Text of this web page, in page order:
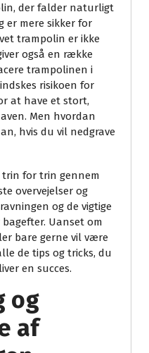
der falder naturligt
er mere sikker for
trampolin er ikke
også en række
trampolinen i
risikoen for
at have et stort,
Men hvordan
hvis du vil nedgrave
trin for trin gennem
overvejelser og
og de vigtige
Uanset om
bare gerne vil være
de tips og tricks, du
en succes.
og
af